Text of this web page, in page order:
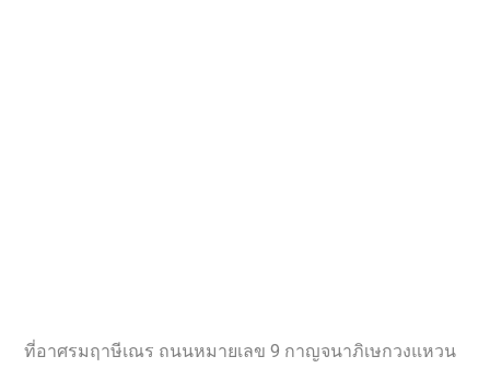
ที่อาศรมฤาษีเณร ถนนหมายเลข 9 กาญจนาภิเษกวงแหวน